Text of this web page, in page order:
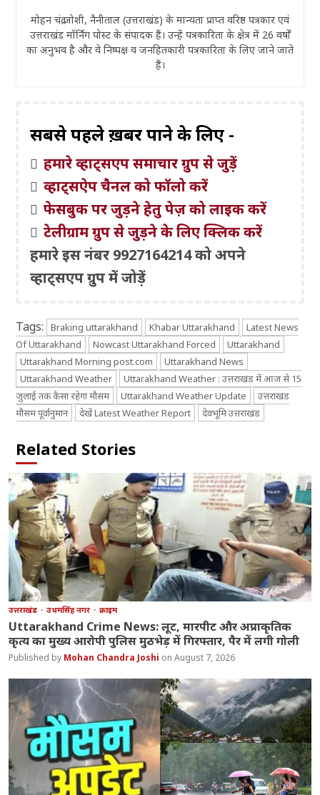
मोहन चंद्र जोशी, नैनीताल (उत्तराखंड) के मान्यता प्राप्त वरिष्ठ पत्रकार एवं
उत्तराखंड मॉर्निंग पोस्ट के संपादक हैं। उन्हें पत्रकारिता के क्षेत्र में 26 वर्षों
का अनुभव है और वे निष्पक्ष व जनहितकारी पत्रकारिता के लिए जाने जाते
हैं।
सबसे पहले ख़बरें पाने के लिए -
हमारे व्हाट्सएप समाचार ग्रुप से जुड़ें
व्हाट्सऐप चैनल को फॉलो करें
फेसबुक पर जुड़ने हेतु पेज़ को लाइक करें
टेलीग्राम ग्रुप से जुड़ने के लिए क्लिक करें
हमारे इस नंबर 9927164214 को अपने
व्हाट्सएप ग्रुप में जोड़ें
Tags: Braking uttarakhand Khabar Uttarakhand
Latest News
Of Uttarakhand
Nowcast Uttarakhand Forced
Uttarakhand
Uttarakhand Morning post.com
Uttarakhand News
Uttarakhand Weather
Uttarakhand Weather : उत्तराखंड में आज से 15
जुलाई तक कैसा रहेगा मौसम
Uttarakhand Weather Update
उत्तराखंड
मौसम पूर्वानुमान
देखें Latest Weather Report देवभूमि उत्तराखंड
Related Stories
उत्तराखंड उधमसिंह नगर क्राइम
Uttarakhand Crime News: लूट, मारपीट और अप्राकृतिक
कृत्य का मुख्य आरोपी पुलिस मुठभेड़ में गिरफ्तार, पैर में लगी गोली
Mohan Chandra Joshi August 7, 2026